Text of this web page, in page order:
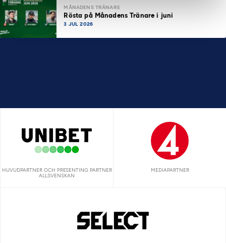
MÅNADENS TRÄNARE
Rösta på Månadens Tränare i juni
3 JUL 2026
HUVUDPARTNER OCH PRESENTING PARTNER
ALLSVENSKAN
MEDIAPARTNER